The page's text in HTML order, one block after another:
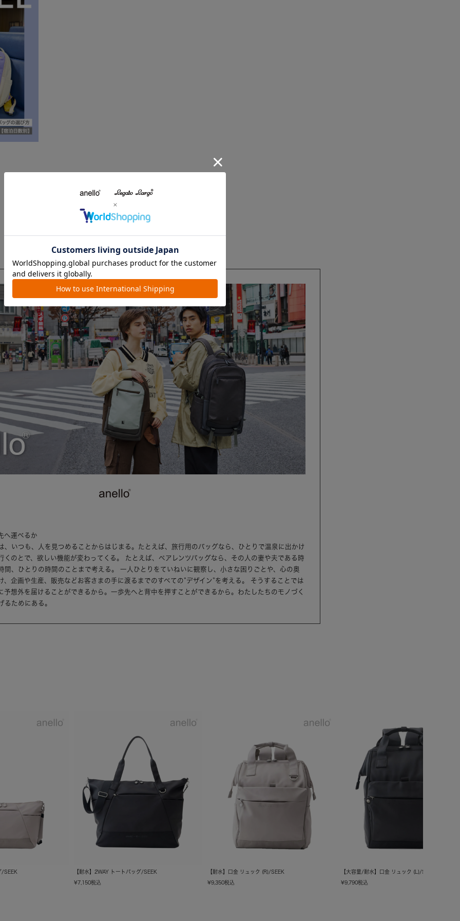
へ運べるか
、いつも、人を見つめることからはじまる。たとえば、旅行用のバッグなら、ひとりで温泉に出かけ
くのとで、欲しい機能が変わってくる。 たとえば、ペアレンツバッグなら、その人の妻や夫である時
間、ひとりの時間のことまで考える。 一人ひとりをていねいに観察し、小さな困りごとや、心の奥
、企画や生産、販売などお客さまの手に渡るまでのすべての”デザイン”を考える。 そうすることでは
予想外を届けることができるから。一歩先へと背中を押すことができるから。わたしたちのモノづく
るためにある。
/SEEK 【耐水】2WAY トートバッグ/SEEK
¥7,150税込
【耐水】口金 リュック (R)/SEEK
¥9,350税込
【大容量/耐水】口金 リュック (L)/SEEK
¥9,790税込